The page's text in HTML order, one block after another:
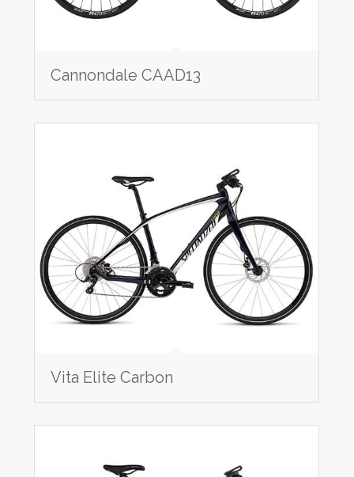
Cannondale CAAD13
Vita Elite Carbon